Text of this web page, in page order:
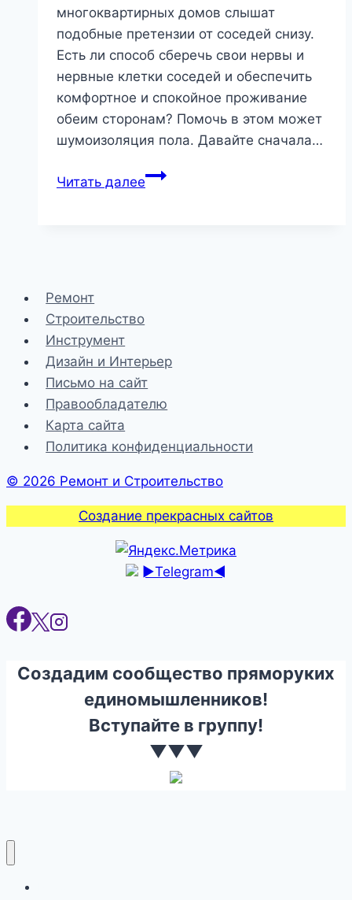
многоквартирных домов слышат
подобные претензии от соседей снизу.
Есть ли способ сберечь свои нервы и
нервные клетки соседей и обеспечить
комфортное и спокойное проживание
обеим сторонам? Помочь в этом может
шумоизоляция пола. Давайте сначала…
Читать далееМне
знай!
Стройматериалы
и
технологии
Ремонт
Строительство
Инструмент
Дизайн и Интерьер
Письмо на сайт
Правообладателю
Карта сайта
Политика конфиденциальности
© 2026 Ремонт и Строительство
Создание прекрасных сайтов
►Telegram◄
Создадим сообщество пряморуких
единомышленников!
Вступайте в группу!
▼▼▼